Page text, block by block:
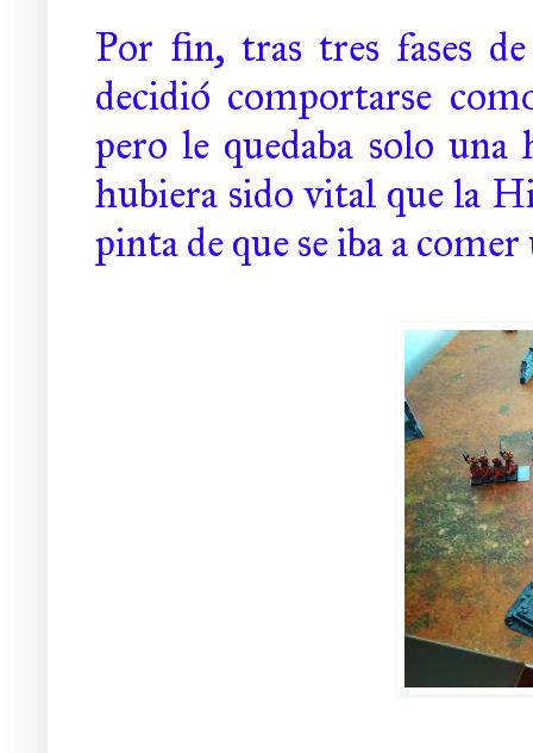
Por fin, tras tres fases
decidió comportarse
pero le quedaba solo
hubiera sido vital que la
pinta de que se iba a